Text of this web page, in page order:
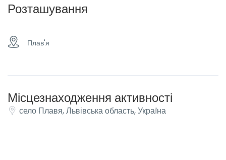
Розташування
Плав'я
Місцезнаходження активності
село Плавя, Львівська область, Україна